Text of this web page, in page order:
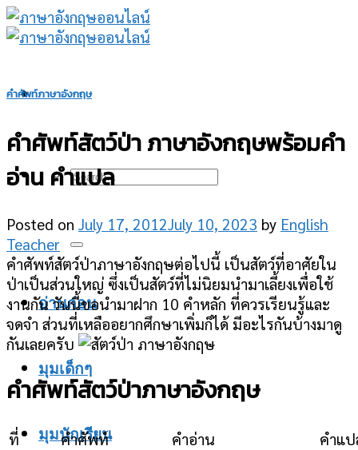
Skip
to
อ่านก่อน
มุมเด็กๆ
มุมนักเรียน
คำศัพท์ภาษาอังกฤษ
คำศัพท์สัตว์ป่า ภาษาอังกฤษพร้อมคำ
อ่าน คำแปล
Posted on July 17, 2012 July 10, 2023 by English
Teacher
คำศัพท์สัตว์ป่าภาษาอังกฤษต่อไปนี้ เป็นสัตว์ที่อาศัยใน
ป่าเป็นส่วนใหญ่ ซึ่งเป็นสัตว์ที่ไม่นิยมนำมาเลี้ยงเพื่อใช้
งานกัน วันนี้ขอนำมาฝาก 10 คำหลัก ที่ควรเรียนรู้และ
จดจำ ส่วนที่เหลืออยากศึกษาเพิ่มก็ได้ มีอะไรกันบ้างมาดู
กันเลยครับ
คำศัพท์สัตว์ป่าภาษาอังกฤษ
ที่ คำศัพท์ คำอ่าน
คำแ